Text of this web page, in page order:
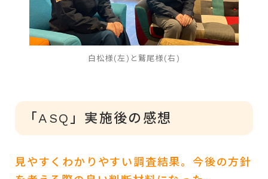
白松様(左)と鷲尾様(右)
「ASQ」実施後の感想
見やすくわかりやすい調査結果。今後の方針